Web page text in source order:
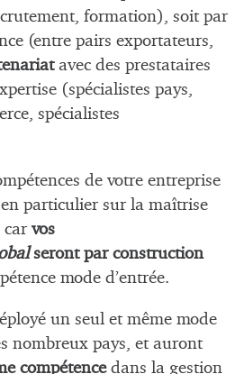
formation), soit par
(entre pairs exportateurs,
avec des prestataires
(spécialistes pays,
spécialistes
de votre entreprise
particulier sur la maîtrise
car vos
seront par construction
mode d’entrée.
un seul et même mode
nombreux pays, et auront
compétencedans la gestion